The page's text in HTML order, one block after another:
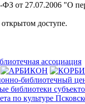
от 27.07.2006 "О
доступе.